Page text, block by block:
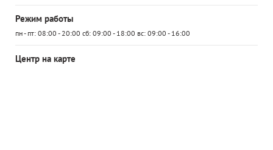
Режим работы
пн - пт: 08:00 - 20:00 сб: 09:00 - 18:00 вс: 09:00 - 16:00
Центр на карте